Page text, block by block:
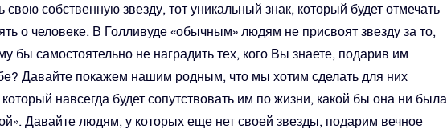
собственную звезду, тот уникальный знак, который будет отмечать
о человеке. В Голливуде «обычным» людям не присвоят звезду за то,
бы самостоятельно не наградить тех, кого Вы знаете, подарив им
Давайте покажем нашим родным, что мы хотим сделать для них
навсегда будет сопутствовать им по жизни, какой бы она ни была
Давайте людям, у которых еще нет своей звезды, подарим вечное